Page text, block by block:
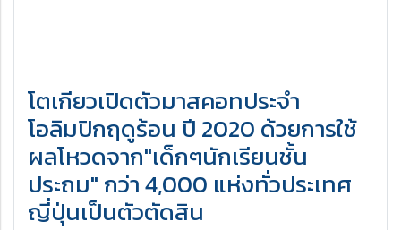
โตเกียวเปิดตัวมาสคอทประจำ
โอลิมปิกฤดูร้อน ปี 2020 ด้วยการใช้
ผลโหวดจาก"เด็กๆนักเรียนชั้น
ประถม" กว่า 4,000 แห่งทั่วประเทศ
ญี่ปุ่นเป็นตัวตัดสิน